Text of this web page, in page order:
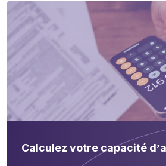
Calculez votre capacité